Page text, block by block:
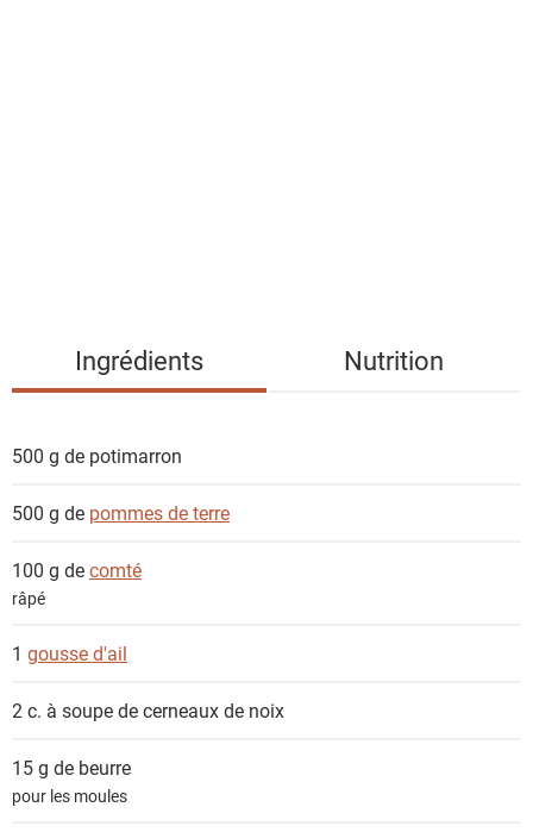
i
t
s
Ingrédients Nutrition
500 g de potimarron
500 g de pommes de terre
100 g decomté
râpé
1 gousse d'ail
2 c. à soupe decerneaux de noix
15 g de beurre
pour les moules